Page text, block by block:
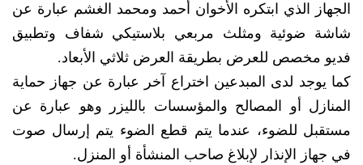
الجهاز الذي ابتكره الأخوان أحمد ومحمد الغشم عبارة عن
شاشة ضوئية ومثلث مربعي بلاستيكي شفاف وتطبيق
فديو مخصص للعرض بطريقة العرض ثلاثي الأبعاد.
كما يوجد لدى المبدعين اختراع آخر عبارة عن جهاز حماية
المنازل أو المصالح والمؤسسات بالليزر وهو عبارة عن
مستقبل للضوء، عندما يتم قطع الضوء يتم إرسال صوت
في جهاز الإنذار لإبلاغ صاحب المنشأة أو المنزل.